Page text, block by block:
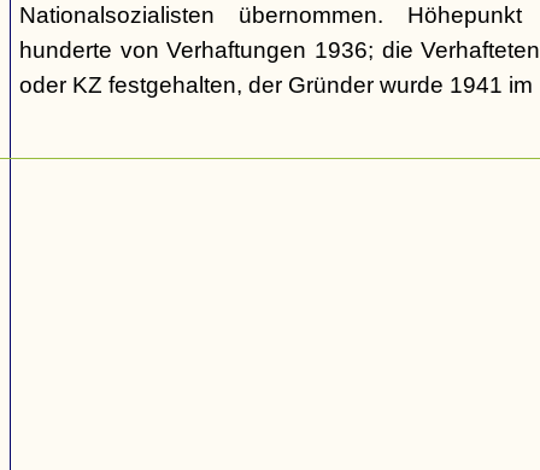
Nationalsozialisten übernommen.
hunderte von Verhaftungen 1936; die
oder KZ festgehalten, der Gründer wurde 1941